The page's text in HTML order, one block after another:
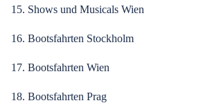
15. Shows und Musicals Wien
16. Bootsfahrten Stockholm
17. Bootsfahrten Wien
18. Bootsfahrten Prag